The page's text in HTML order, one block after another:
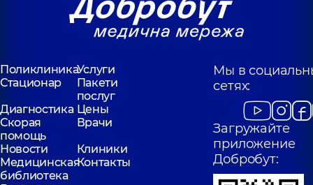
ПоликлиникаУслуги
Стационар
Пакети
послуг
Диагностика Цены
Скорая
помощь
Врачи
Новости
Клиники
Медицинская
библиотека
Контакты
Мы в
сетях:
Загружайте
приложение
Добробут: